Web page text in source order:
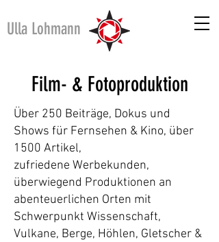
Ulla Lohmann
Film- & Fotoproduktion
Über 250 Beiträge, Dokus und
Shows für Fernsehen & Kino, über
1500 Artikel,
zufriedene Werbekunden,
überwiegend Produktionen an
abenteuerlichen Orten mit
Schwerpunkt Wissenschaft,
Vulkane, Berge, Höhlen, Gletscher &